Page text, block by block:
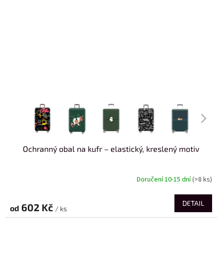
Ochranný obal na kufr – elastický, kreslený motiv
Doručení 10-15 dní(>8 ks)
od 602 Kč / ks
DETAIL